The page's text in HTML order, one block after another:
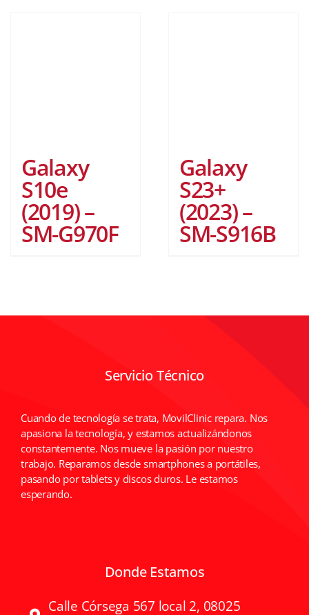
Galaxy
S10e
(2019) –
SM-G970F
Galaxy
S23+
(2023) –
SM-S916B
Servicio Técnico
Cuando de tecnología se trata, MovilClinic repara. Nos
apasiona la tecnología, y estamos actualizándonos
constantemente. Nos mueve la pasión por nuestro
trabajo. Reparamos desde smartphones a portátiles,
pasando por tablets y discos duros. Le estamos
esperando.
Donde Estamos
Calle Córsega 567 local 2, 08025